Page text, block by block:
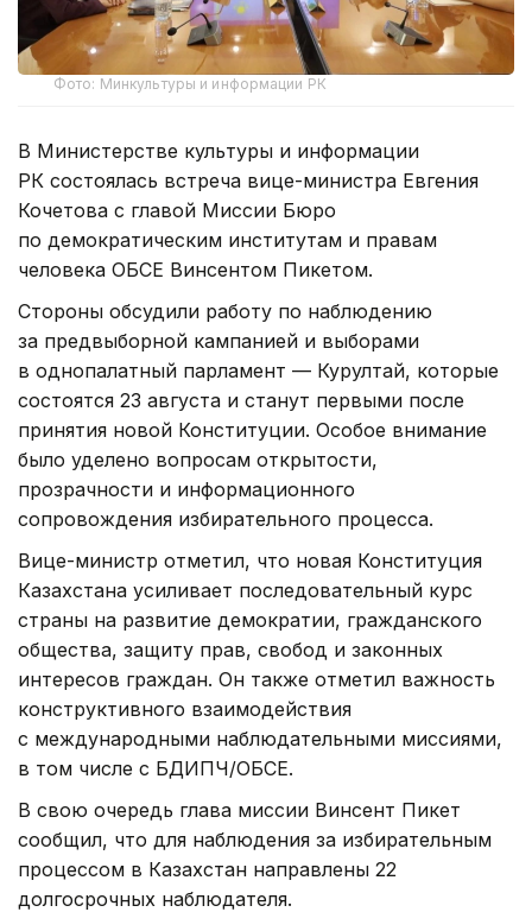
Фото: Минкультуры и информации РК
В Министерстве культуры и информации
РК состоялась встреча вице-министра Евгения
Кочетова с главой Миссии Бюро
по демократическим институтам и правам
человека ОБСЕ Винсентом Пикетом.
Стороны обсудили работу по наблюдению
за предвыборной кампанией и выборами
в однопалатный парламент — Курултай, которые
состоятся 23 августа и станут первыми после
принятия новой Конституции. Особое внимание
было уделено вопросам открытости,
прозрачности и информационного
сопровождения избирательного процесса.
Вице-министр отметил, что новая Конституция
Казахстана усиливает последовательный курс
страны на развитие демократии, гражданского
общества, защиту прав, свобод и законных
интересов граждан. Он также отметил важность
конструктивного взаимодействия
с международными наблюдательными миссиями,
в том числе с БДИПЧ/ОБСЕ.
В свою очередь глава миссии Винсент Пикет
сообщил, что для наблюдения за избирательным
процессом в Казахстан направлены 22
долгосрочных наблюдателя.